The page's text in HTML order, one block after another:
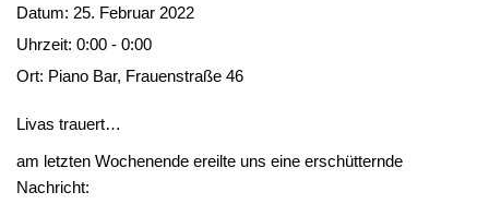
Datum: 25. Februar 2022
Uhrzeit: 0:00 - 0:00
Ort: Piano Bar, Frauenstraße 46
Livas trauert…
am letzten Wochenende ereilte uns eine erschütternde
Nachricht: